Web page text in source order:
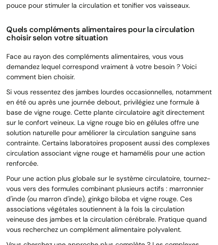
pouce pour stimuler la circulation et tonifier vos vaisseaux.
Quels compléments alimentaires pour la circulation
choisir selon votre situation
Face au rayon des compléments alimentaires, vous vous
demandez lequel correspond vraiment à votre besoin ? Voici
comment bien choisir.
Si vous ressentez des jambes lourdes occasionnelles, notamment
en été ou après une journée debout, privilégiez une formule à
base de vigne rouge. Cette plante circulatoire agit directement
sur le confort veineux. La vigne rouge bio en gélules offre une
solution naturelle pour améliorer la circulation sanguine sans
contrainte. Certains laboratoires proposent aussi des complexes
circulation associant vigne rouge et hamamélis pour une action
renforcée.
Pour une action plus globale sur le système circulatoire, tournez-
vous vers des formules combinant plusieurs actifs : marronnier
d'inde (ou marron d'inde), ginkgo biloba et vigne rouge. Ces
associations végétales soutiennent à la fois la circulation
veineuse des jambes et la circulation cérébrale. Pratique quand
vous recherchez un complément alimentaire polyvalent.